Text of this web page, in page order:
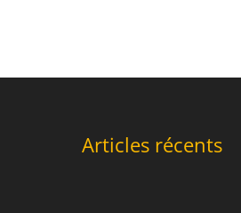
Articles récents